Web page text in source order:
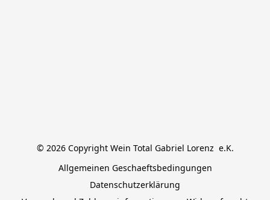
© 2026 Copyright Wein Total Gabriel Lorenz  e.K.
Allgemeinen Geschaeftsbedingungen
Datenschutzerklärung